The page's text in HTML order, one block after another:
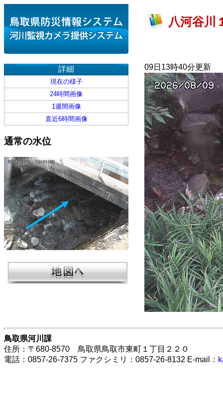
詳細
現在の様子
24時間画像
1週間画像
直近6時間画像
通常の水位
八河谷川
09日13時40分更新
鳥取県河川課
住所：〒680-8570 鳥取県鳥取市東町１丁目２２０
電話：0857-26-7375 ファクシミリ：0857-26-8132 E-mail：